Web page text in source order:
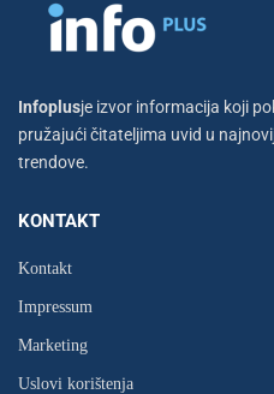
Infoplusje izvor informacija koji
pružajući čitateljima uvid u
trendove.
KONTAKT
Kontakt
Impressum
Marketing
Uslovi korištenja